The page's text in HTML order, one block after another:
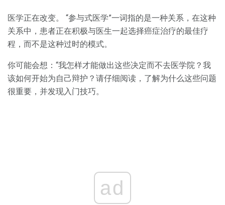
医学正在改变。 “参与式医学”一词指的是一种关系，在这种
关系中，患者正在积极与医生一起选择癌症治疗的最佳疗
程，而不是这种过时的模式。
你可能会想：“我怎样才能做出这些决定而不去医学院？我
该如何开始为自己辩护？请仔细阅读，了解为什么这些问题
很重要，并发现入门技巧。
ad